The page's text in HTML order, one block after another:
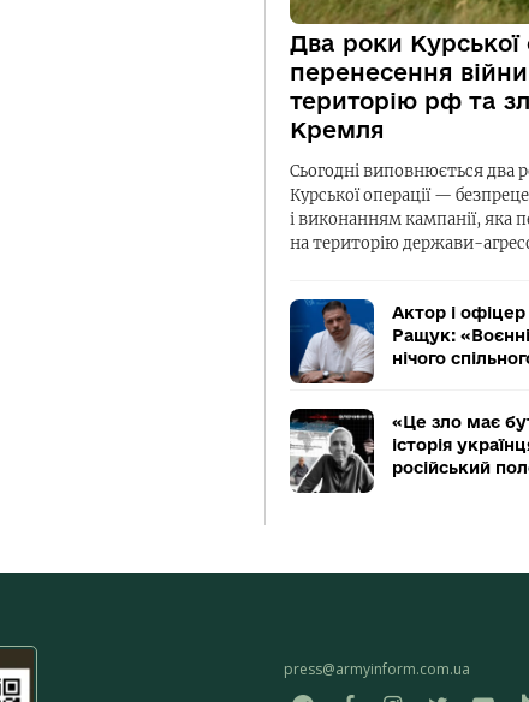
Два роки Курської
перенесення
територію рф та
Кремля
Сьогодні виповнюється два
Курської операції —
і виконанням кампанії, яка
на територію держави-
Актор і
Ращук:
нічого
«Це зло має
історія
російський
press@armyinform.com.ua